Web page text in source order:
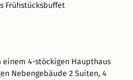
Frühstücksbuffet
einem 4-stöckigen Haupthaus
Nebengebäude 2 Suiten, 4